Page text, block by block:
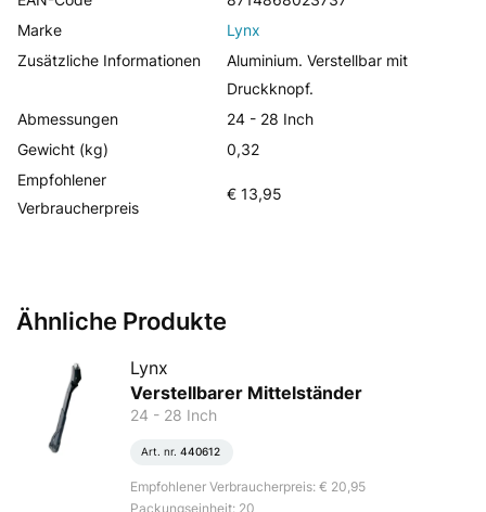
Marke
Lynx
Zusätzliche Informationen
Aluminium. Verstellbar mit
Druckknopf.
Abmessungen
24 - 28 Inch
Gewicht (kg)
0,32
Empfohlener
Verbraucherpreis
€ 13,95
Ähnliche Produkte
Lynx
Verstellbarer Mittelständer
24 - 28 Inch
Art. nr. 440612
Empfohlener Verbraucherpreis: € 20,95
Packungseinheit: 20